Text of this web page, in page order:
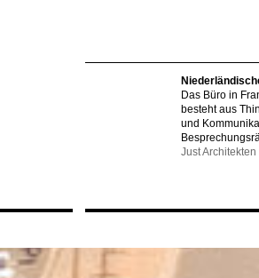
Das Büro in
besteht aus
und
Just Architekten